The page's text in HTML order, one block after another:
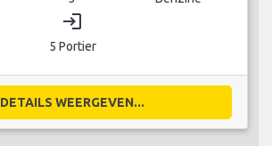
login
5 Portier
DETAILS WEERGEVEN...